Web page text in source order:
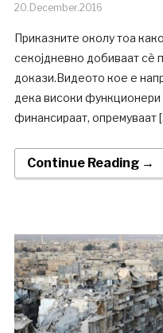
20.December.2016
Приказните околу тоа
секојдневно добиваат сѐ
докази.Видеото кое е
дека високи функционери
финансираат, опремуваат
Continue Reading →